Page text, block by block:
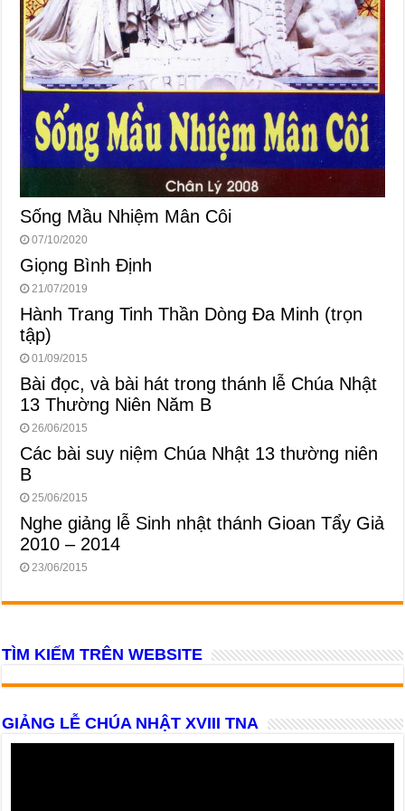
Sống Mầu Nhiệm Mân Côi
07/10/2020
Giọng Bình Định
21/07/2019
Hành Trang Tinh Thần Dòng Đa Minh (trọn
tập)
01/09/2015
Bài đọc, và bài hát trong thánh lễ Chúa Nhật
13 Thường Niên Năm B
26/06/2015
Các bài suy niệm Chúa Nhật 13 thường niên
B
25/06/2015
Nghe giảng lễ Sinh nhật thánh Gioan Tẩy Giả
2010 – 2014
23/06/2015
TÌM KIẾM TRÊN WEBSITE
GIẢNG LỄ CHÚA NHẬT XVIII TNA